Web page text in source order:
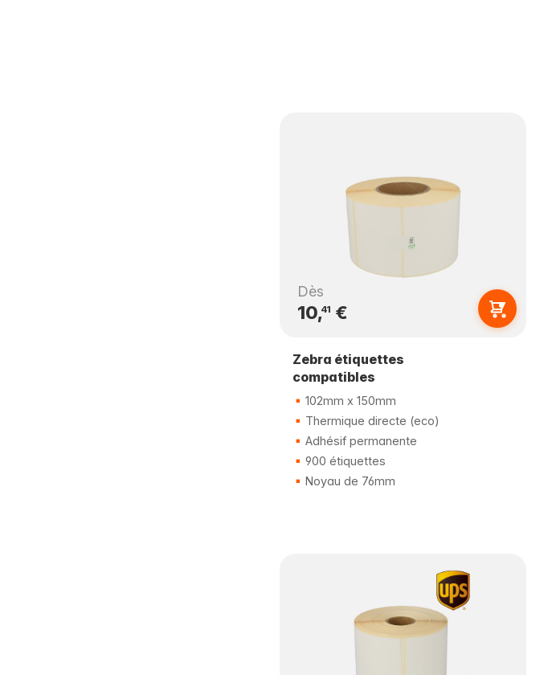
Dès
10,41 €
Zebra étiquettes
compatibles
102mm x 150mm
Thermique directe (eco)
Adhésif permanente
900 étiquettes
Noyau de 76mm